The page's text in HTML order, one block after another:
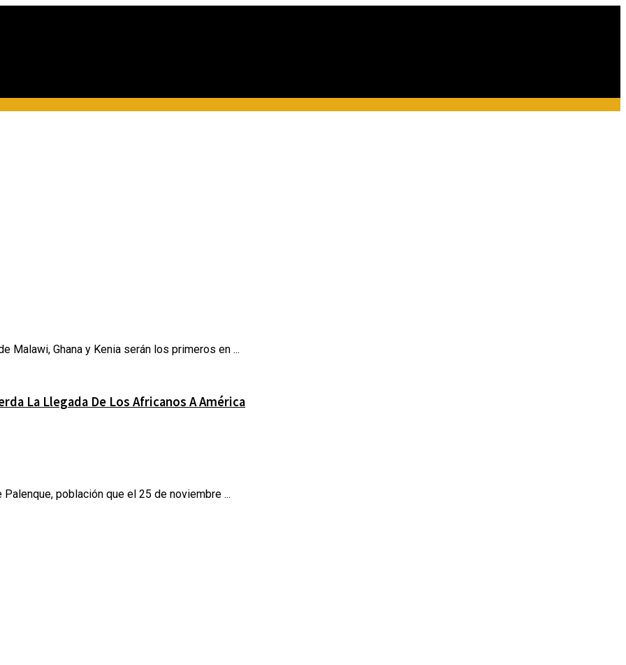
Malawi, Ghana y Kenia serán los primeros en ...
La Llegada De Los Africanos A América
población que el 25 de noviembre ...